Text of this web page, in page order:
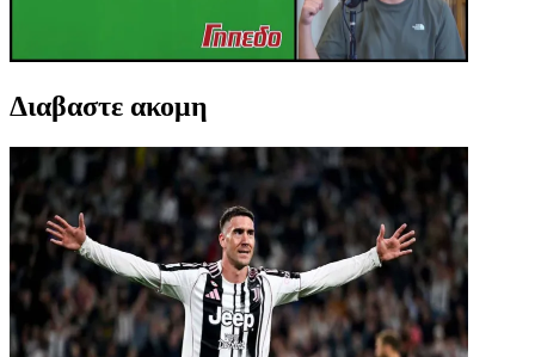
Διαβαστε ακομη